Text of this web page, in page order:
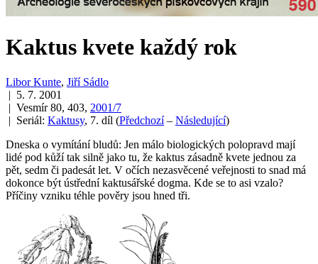
Kaktus kvete každý rok
Libor Kunte, Jiří Sádlo
| 5. 7. 2001
| Vesmír 80, 403, 2001/7
| Seriál: Kaktusy, 7. díl (Předchozí– Následující)
Dneska o vymítání bludů: Jen málo biologických polopravd mají
lidé pod kůží tak silně jako tu, že kaktus zásadně kvete jednou za
pět, sedm či padesát let. V očích nezasvěcené veřejnosti to snad má
dokonce být ústřední kaktusářské dogma. Kde se to asi vzalo?
Příčiny vzniku téhle pověry jsou hned tři.